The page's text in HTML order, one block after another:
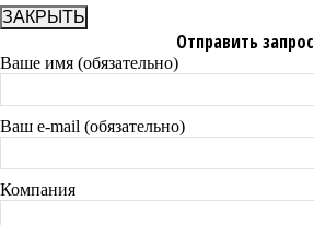
ЗАКРЫТЬ
Отправить запрос
Ваше имя (обязательно)
Ваш e-mail (обязательно)
Компания